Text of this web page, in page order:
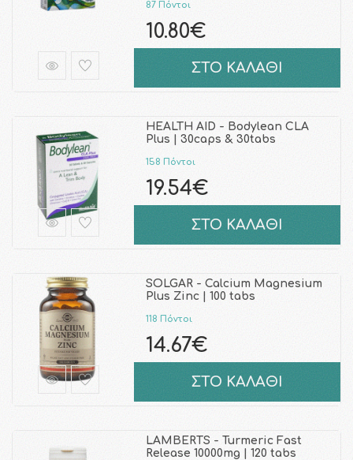
87 Πόντοι
10.80€
ΣΤΟ ΚΑΛΑΘΙ
HEALTH AID - Bodylean CLA
Plus | 30caps & 30tabs
158 Πόντοι
19.54€
ΣΤΟ ΚΑΛΑΘΙ
SOLGAR - Calcium Magnesium
Plus Zinc | 100 tabs
118 Πόντοι
14.67€
ΣΤΟ ΚΑΛΑΘΙ
LAMBERTS - Turmeric Fast
Release 10000mg | 120 tabs